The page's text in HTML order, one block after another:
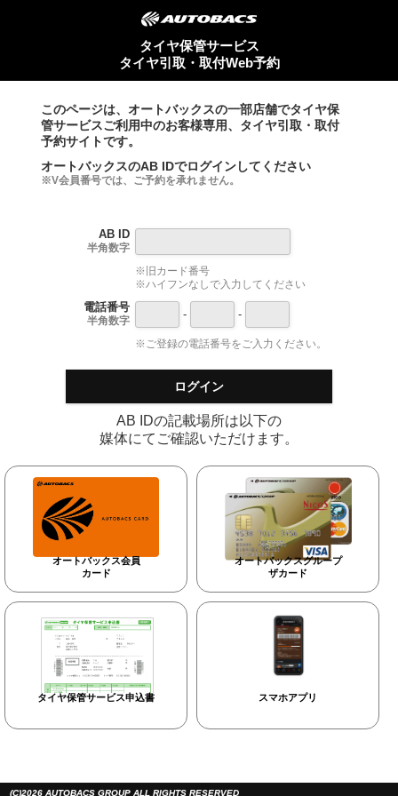
タイヤ保管サービス
タイヤ引取・取付Web予約
このページは、オートバックスの一部店舗でタイヤ保
管サービスご利用中のお客様専用、タイヤ引取・取付
予約サイトです。
オートバックスのAB IDでログインしてください
※V会員番号では、ご予約を承れません。
AB ID
半角数字
※旧カード番号
※ハイフンなしで入力してください
電話番号
半角数字 - -
※ご登録の電話番号をご入力ください。
ログイン
AB IDの記載場所は以下の
媒体にてご確認いただけます。
オートバックス会員
カード
オートバックスグループ
ザカード
タイヤ保管サービス申込書 スマホアプリ
(C)2026 AUTOBACS GROUP ALL RIGHTS RESERVED